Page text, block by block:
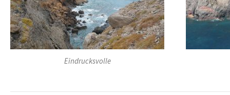
Eindrucksvolle